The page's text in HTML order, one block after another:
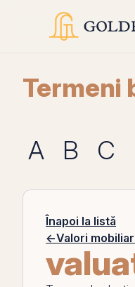
Termeni
A B C
Înapoi la listă
←Valori